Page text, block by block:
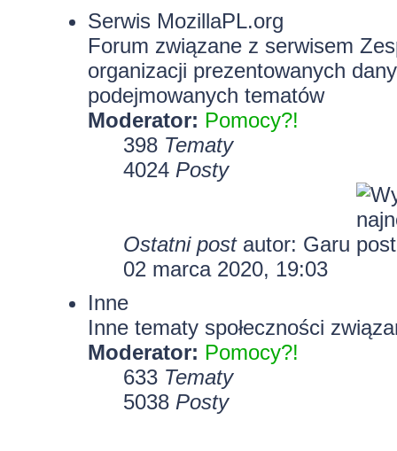
Serwis MozillaPL.org
Forum związane z serwisem
organizacji prezentowanych
podejmowanych tematów
Moderator: Pomocy?!
398 Tematy
4024 Posty
Ostatni postautor: Garu
02 marca 2020, 19:03
Inne
Inne tematy społeczności
Moderator: Pomocy?!
633 Tematy
5038 Posty